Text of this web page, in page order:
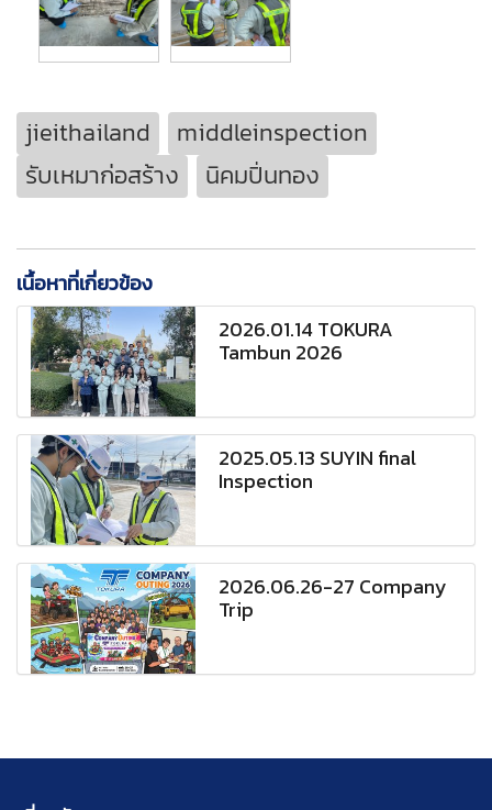
jieithailand
middleinspection
รับเหมาก่อสร้าง
นิคมปิ่นทอง
เนื้อหาที่เกี่ยวข้อง
2026.01.14 TOKURA
Tambun 2026
2025.05.13 SUYIN final
Inspection
2026.06.26-27 Company
Trip